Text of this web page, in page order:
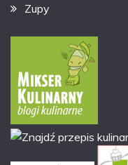
Zupy